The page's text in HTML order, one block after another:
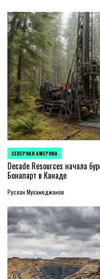
ОПУБЛИКОВАНО
В
СЕВЕРНАЯ АМЕРИКА
Decade Resources начала
Бонапарт в Канаде
Руслан Мухамеджанов